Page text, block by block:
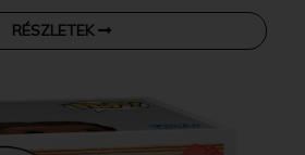
RÉSZLETEK